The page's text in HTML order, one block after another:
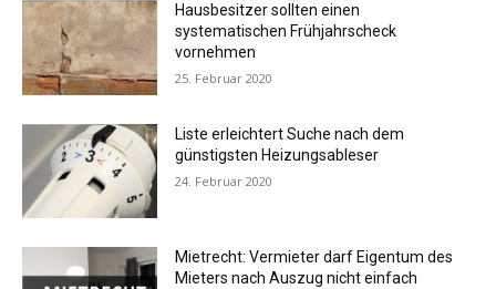
Hausbesitzer sollten einen
systematischen Frühjahrscheck
vornehmen
25. Februar 2020
Liste erleichtert Suche nach dem
günstigsten Heizungsableser
24. Februar 2020
Mietrecht: Vermieter darf Eigentum des
Mieters nach Auszug nicht einfach